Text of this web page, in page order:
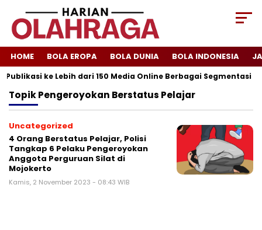
HOME BOLA EROPA BOLA DUNIA BOLA INDONESIA
ke Lebih dari 150 Media Online Berbagai Segmentasi
TopikPengeroyokan Berstatus Pelajar
Uncategorized
4 Orang Berstatus Pelajar, Polisi
Tangkap 6 Pelaku Pengeroyokan
Anggota Perguruan Silat di
Mojokerto
Kamis, 2 November 2023 - 08:43 WIB